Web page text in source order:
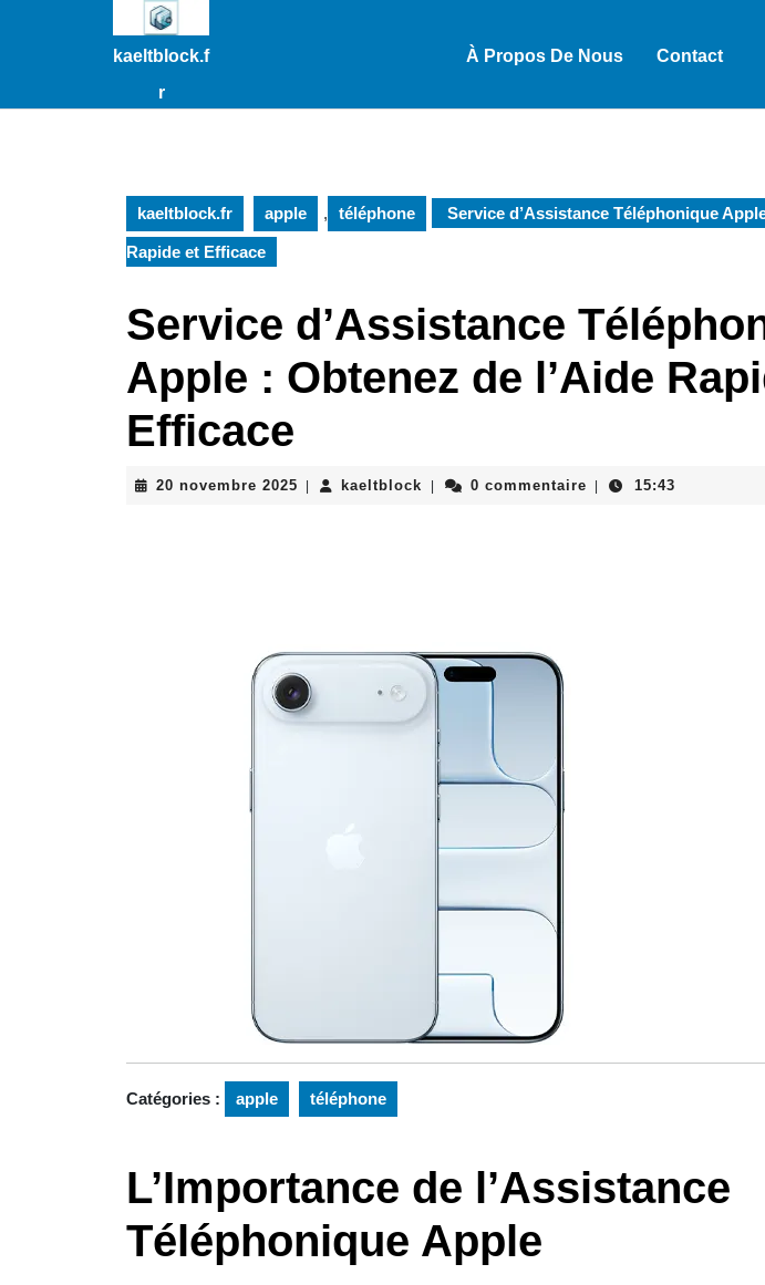
kaeltblock.f
r
À Propos De Nous Contact
kaeltblock.fr apple , téléphone Service d’Assistance Téléphonique
Rapide et Efficace
Service d’Assistance
Apple : Obtenez de l’Aide
Efficace
20 novembre 2025 20| kaeltblock kaeltblock
| 0 commentaire | 15:43
Catégories : apple téléphone
L’Importance de l’Assistance
Téléphonique Apple